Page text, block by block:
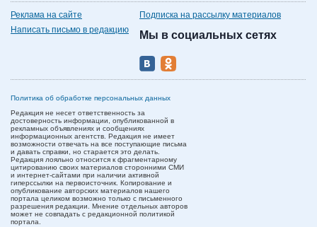
Реклама на сайте
Написать письмо в редакцию
Подписка на рассылку материалов
Мы в социальных сетях
Политика об обработке персональных данных
Редакция не несет ответственность за
достоверность информации, опубликованной в
рекламных объявлениях и сообщениях
информационных агентств. Редакция не имеет
возможности отвечать на все поступающие письма
и давать справки, но старается это делать.
Редакция лояльно относится к фрагментарному
цитированию своих материалов сторонними СМИ
и интернет-сайтами при наличии активной
гиперссылки на первоисточник. Копирование и
опубликование авторских материалов нашего
портала целиком возможно только с письменного
разрешения редакции. Мнение отдельных авторов
может не совпадать с редакционной политикой
портала.